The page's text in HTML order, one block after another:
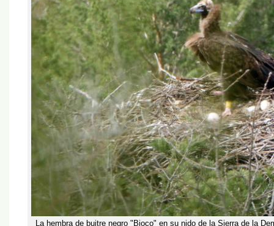
La hembra de buitre negro "Bioco" en su nido de la Sierra de la